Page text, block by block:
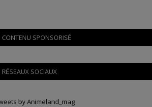
CONTENU SPONSORISÉ
RÉSEAUX SOCIAUX
by Animeland_mag